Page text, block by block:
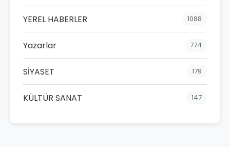
YEREL HABERLER 1088
Yazarlar 774
SİYASET 179
KÜLTÜR SANAT 147